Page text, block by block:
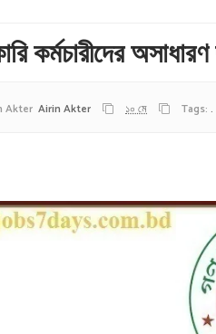
কর্মচারীদের
Airin Akter ১০ মে Tags: